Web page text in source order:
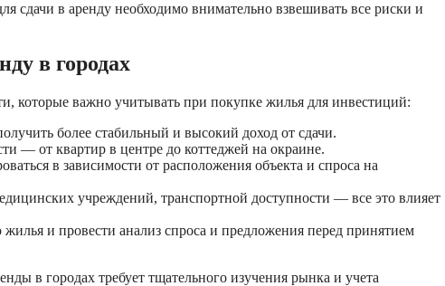
сдачи в аренду необходимо внимательно взвешивать все риски и
в городах
которые важно учитывать при покупке жилья для инвестиций:
более стабильный и высокий доход от сдачи.
— от квартир в центре до коттеджей на окраине.
в зависимости от расположения объекта и спроса на
учреждений, транспортной доступности — все это влияет
и провести анализ спроса и предложения перед принятием
в городах требует тщательного изучения рынка и учета